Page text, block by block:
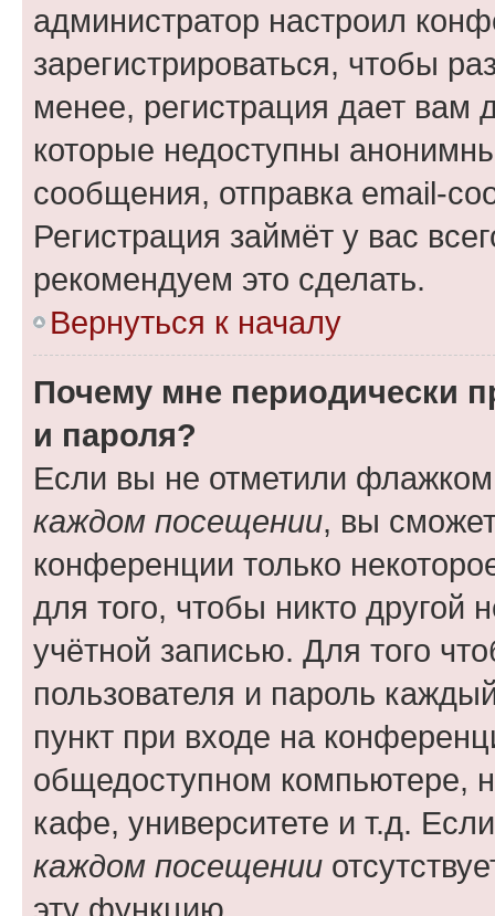
администратор настроил
зарегистрироваться, чтобы
менее, регистрация дает вам
которые недоступны
сообщения, отправка email-
Регистрация займёт у вас
рекомендуем это сделать.
Вернуться к началу
Почему мне периодически
и пароля?
Если вы не отметили
каждом посещении, вы
конференции только
для того, чтобы никто другой
учётной записью. Для того
пользователя и пароль
пункт при входе на
общедоступном компьютере,
кафе, университете и т.д.
каждом посещении
эту функцию.